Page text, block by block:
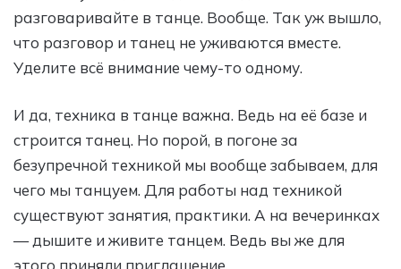
разговаривайте в танце. Вообще. Так уж вышло,
что разговор и танец не уживаются вместе.
Уделите всё внимание чему-то одному.
И да, техника в танце важна. Ведь на её базе и
строится танец. Но порой, в погоне за
безупречной техникой мы вообще забываем, для
чего мы танцуем. Для работы над техникой
существуют занятия, практики. А на вечеринках
— дышите и живите танцем. Ведь вы же для
этого приняли приглашение.